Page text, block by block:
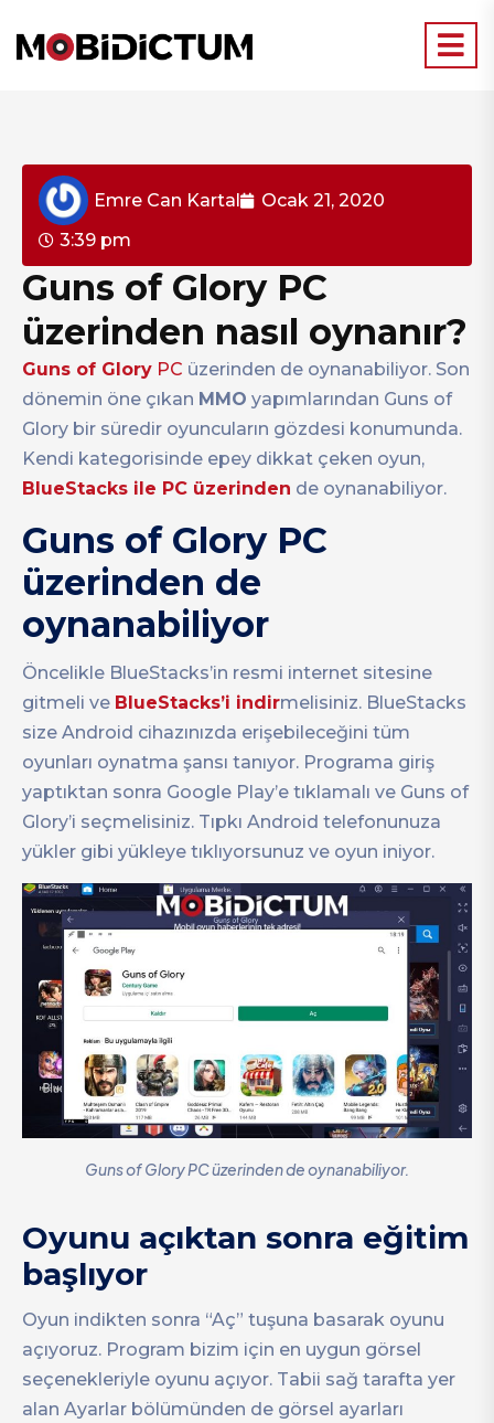
Emre Can Kartal
Ocak 21, 2020
3:39 pm
Guns of Glory PC
üzerinden nasıl oynanır?
Guns of Glory PC üzerinden de oynanabiliyor. Son
dönemin öne çıkan MMO yapımlarından Guns of
Glory bir süredir oyuncuların gözdesi konumunda.
Kendi kategorisinde epey dikkat çeken oyun,
BlueStacks ile PC üzerinden de oynanabiliyor.
Guns of Glory PC
üzerinden de
oynanabiliyor
Öncelikle BlueStacks’in resmi internet sitesine
gitmeli ve BlueStacks’i indirmelisiniz. BlueStacks
size Android cihazınızda erişebileceğini tüm
oyunları oynatma şansı tanıyor. Programa giriş
yaptıktan sonra Google Play’e tıklamalı ve Guns of
Glory’i seçmelisiniz. Tıpkı Android telefonunuza
yükler gibi yükleye tıklıyorsunuz ve oyun iniyor.
Guns of Glory PC üzerinden de oynanabiliyor.
Oyunu açıktan sonra eğitim
başlıyor
Oyun indikten sonra “Aç” tuşuna basarak oyunu
açıyoruz. Program bizim için en uygun görsel
seçenekleriyle oyunu açıyor. Tabii sağ tarafta yer
alan Ayarlar bölümünden de görsel ayarları